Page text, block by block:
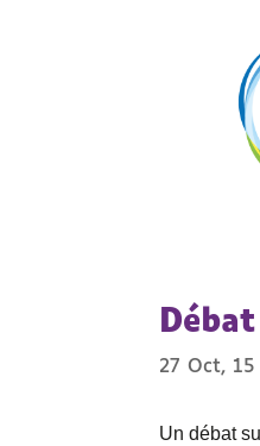
27 Oct, 15
Un débat